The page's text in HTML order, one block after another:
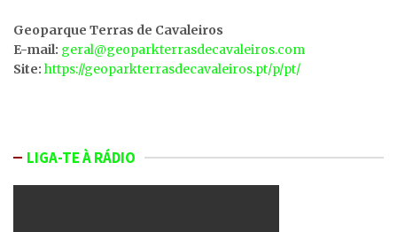
Geoparque Terras de Cavaleiros
E-mail: geral@geoparkterrasdecavaleiros.com
Site: https://geoparkterrasdecavaleiros.pt/p/pt/
LIGA-TE À RÁDIO